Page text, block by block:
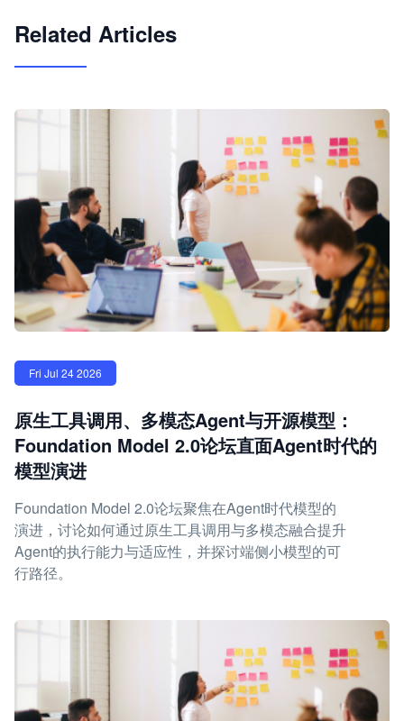
Related Articles
Fri Jul 24 2026
原生工具调用、多模态Agent与开源模型：
Foundation Model 2.0论坛直面Agent时代的
模型演进
Foundation Model 2.0论坛聚焦在Agent时代模型的
演进，讨论如何通过原生工具调用与多模态融合提升
Agent的执行能力与适应性，并探讨端侧小模型的可
行路径。